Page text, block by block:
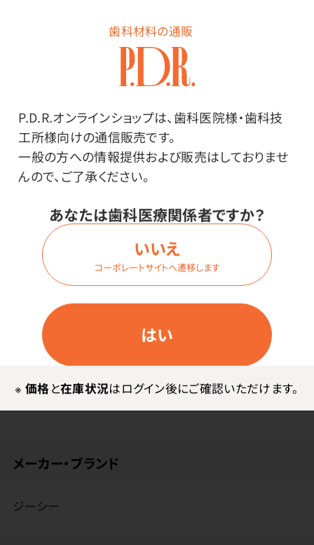
歯科材料の通販
P.D.R.オンラインショップは、歯科医院様・歯科技
工所様向けの通信販売です。
一般の方への情報提供および販売はしておりませ
んので、ご了承ください。
あなたは歯科医療関係者ですか？
はい
いいえ
コーポレートサイトへ遷移します
※ 価格と在庫状況はログイン後にご確認いただけます。
商品詳細
特長
生体親和性や歯質接着性、フッ素徐放性などグラスアイ
オノマー本来のメリットを活かしながら臼歯部の充填に
も対応する高い強度を実現するフジ9GPに、新組成のフ
ルオロアルミノシリケートガラスを採用。
防湿の難しい症例やカリエスリスクの高い症例にご使用
ください。
メーカー・ブランド
ジーシー